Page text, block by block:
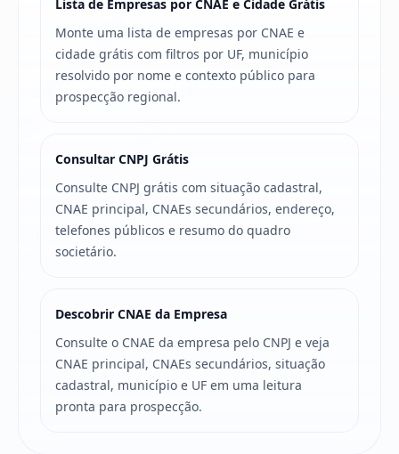
Lista de Empresas por CNAE e Cidade Grátis
Monte uma lista de empresas por CNAE e
cidade grátis com filtros por UF, município
resolvido por nome e contexto público para
prospecção regional.
Consultar CNPJ Grátis
Consulte CNPJ grátis com situação cadastral,
CNAE principal, CNAEs secundários, endereço,
telefones públicos e resumo do quadro
societário.
Descobrir CNAE da Empresa
Consulte o CNAE da empresa pelo CNPJ e veja
CNAE principal, CNAEs secundários, situação
cadastral, município e UF em uma leitura
pronta para prospecção.